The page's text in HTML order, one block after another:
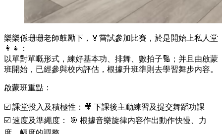
樂樂係珊珊老師鼓勵下，🏅嘗試參加比賽，於是開始上私人堂
👩‍👧：
以單對單嘅形式，練好基本功、排舞、數拍子🔢；并且由啟蒙
班開始，已經參與校内評估，根據升班準則去學習舞步内容。
啟蒙班重點：
☑️ 課堂投入及積極性：🎥 下課後主動練習及提交舞蹈功課
☑️ 速度及準繩度： 🎯 根據音樂旋律内容作出動作快慢、力